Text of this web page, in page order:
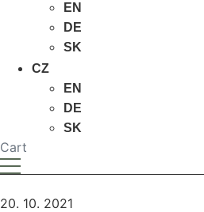
EN
DE
SK
CZ
EN
DE
SK
Cart
20. 10. 2021